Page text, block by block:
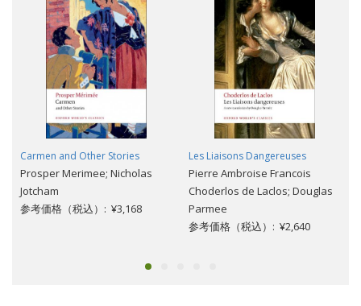
Carmen and Other Stories
Prosper Merimee; Nicholas
Jotcham
参考価格（税込）: ¥3,168
Les Liaisons Dangereuses
Pierre Ambroise Francois
Choderlos de Laclos; Douglas
Parmee
参考価格（税込）: ¥2,640